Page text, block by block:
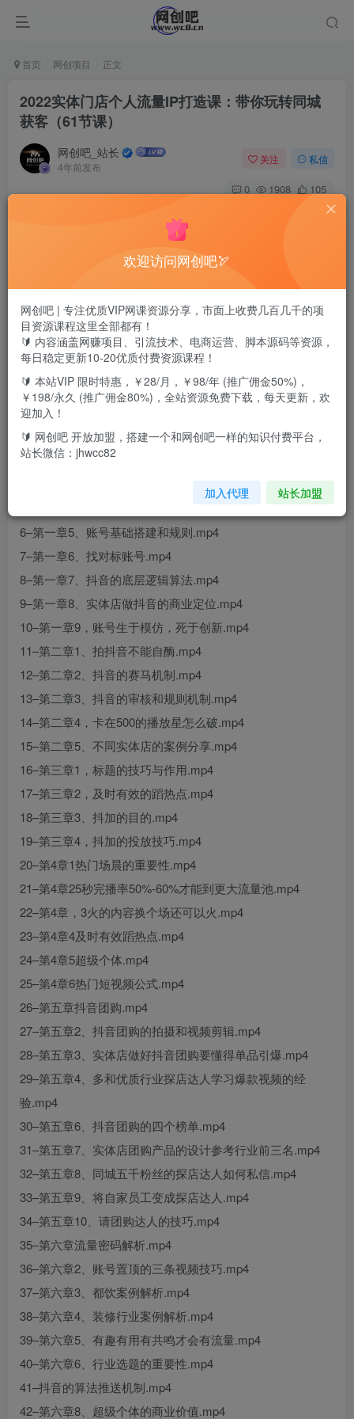
首页 网创项目 正文
2022实体门店个人流量IP打造课：带你玩转同城
获客（61节课）
网创吧_站长
4年前发布
关注 私信
0 1908 105
课程目录
1–实体店流量打造课程介绍.mp4
2–第一章1，个人经历.mp4
3–第一章2抖音的红利期.mp4
5–第一章4、个人IP和品牌IP不同的变现路径.mp4
6–第一章5、账号基础搭建和规则.mp4
7–第一章6、找对标账号.mp4
8–第一章7、抖音的底层逻辑算法.mp4
9–第一章8、实体店做抖音的商业定位.mp4
10–第一章9，账号生于模仿，死于创新.mp4
11–第二章1、拍抖音不能自酶.mp4
12–第二章2、抖音的赛马机制.mp4
13–第二章3、抖音的审核和规则机制.mp4
14–第二章4，卡在500的播放星怎么破.mp4
15–第二章5、不同实体店的案例分享.mp4
16–第三章1，标题的技巧与作用.mp4
17–第三章2，及时有效的蹈热点.mp4
18–第三章3、抖加的目的.mp4
19–第三章4，抖加的投放技巧.mp4
20–第4章1热门场晨的重要性.mp4
21–第4章25秒完播率50%-60%才能到更大流量池.mp4
22–第4章，3火的内容换个场还可以火.mp4
23–第4章4及时有效蹈热点.mp4
24–第4章5超级个体.mp4
25–第4章6热门短视频公式.mp4
26–第五章抖音团购.mp4
27–第五章2、抖音团购的拍摄和视频剪辑.mp4
28–第五章3、实体店做好抖音团购要懂得单品引爆.mp4
29–第五章4、多和优质行业探店达人学习爆款视频的经
验.mp4
30–第五章6、抖音团购的四个榜单.mp4
31–第五章7、实体店团购产品的设计参考行业前三名.mp4
32–第五章8、同城五千粉丝的探店达人如何私信.mp4
33–第五章9、将自家员工变成探店达人.mp4
34–第五章10、请团购达人的技巧.mp4
35–第六章流量密码解析.mp4
36–第六章2、账号置顶的三条视频技巧.mp4
37–第六章3、都饮案例解析.mp4
38–第六章4、装修行业案例解析.mp4
39–第六章5、有趣有用有共鸣才会有流量.mp4
40–第六章6、行业选题的重要性.mp4
41–抖音的算法推送机制.mp4
42–第六章8、超级个体的商业价值.mp4
欢迎访问网创吧🏹
网创吧 | 专注优质VIP网课资源分享，市面上收费几百几千的项
目资源课程这里全部都有！
🔰 内容涵盖网赚项目、引流技术、电商运营、脚本源码等资源，
每日稳定更新10-20优质付费资源课程！
🔰 本站VIP 限时特惠，￥28/月，￥98/年 (推广佣金50%)，
￥198/永久 (推广佣金80%)，全站资源免费下载，每天更新，欢
迎加入！
🔰 网创吧 开放加盟，搭建一个和网创吧一样的知识付费平台，
站长微信：jhwcc82
加入代理 站长加盟